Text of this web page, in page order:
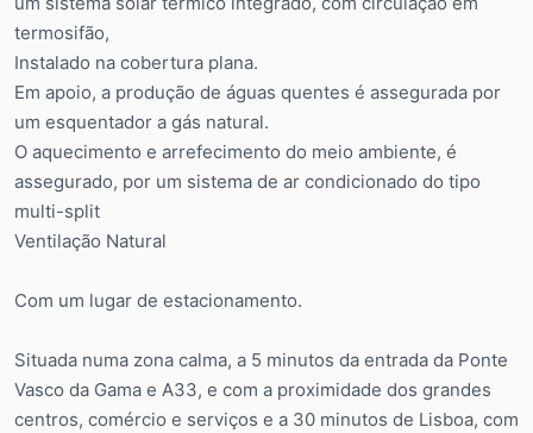
termosifão,
Instalado na cobertura plana.
Em apoio, a produção de águas quentes é assegurada por
um esquentador a gás natural.
O aquecimento e arrefecimento do meio ambiente, é
assegurado, por um sistema de ar condicionado do tipo
multi-split
Ventilação Natural
Com um lugar de estacionamento.
Situada numa zona calma, a 5 minutos da entrada da Ponte
Vasco da Gama e A33, e com a proximidade dos grandes
centros, comércio e serviços e a 30 minutos de Lisboa, com